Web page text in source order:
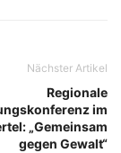
Nächster Artikel
Regionale
im
„Gemeinsam
gegen Gewalt“